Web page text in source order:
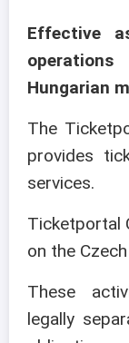
Effective
Hungarian
The
provides
services.
Ticketportal
on the
These
legally